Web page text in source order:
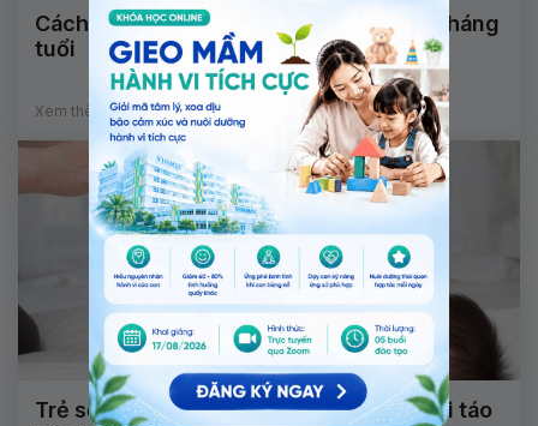
Cách điều trị bệnh viêm da cơ địa trẻ 3 tháng
tuổi
Xem thêm
Trẻ sơ sinh đi ngoài 4-5 ngày/lần có phải táo